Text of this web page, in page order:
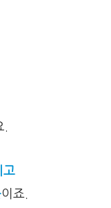
고
이죠.